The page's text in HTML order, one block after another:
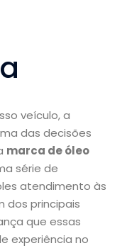
veículo, a
das decisões
marca de óleo
série de
atendimento às
dos principais
que essas
experiência no